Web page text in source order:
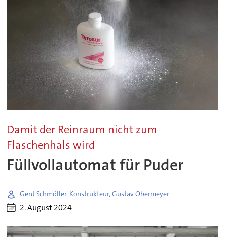
Damit der Reinraum nicht zum
Flaschenhals wird
Füllvollautomat für Puder
Gerd Schmöller, Konstrukteur, Gustav Obermeyer
2. August 2024